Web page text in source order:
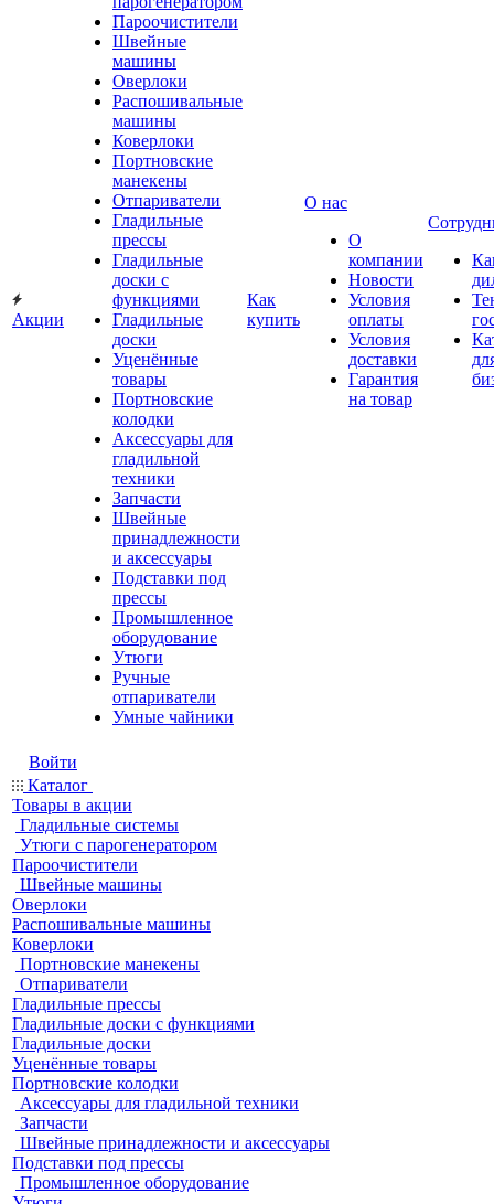
Акции
Пароочистители
Швейные
машины
Оверлоки
Распошивальные
машины
Коверлоки
Портновские
манекены
Отпариватели
Гладильные
прессы
Гладильные
доски с
функциями
Гладильные
доски
Уценённые
товары
Портновские
колодки
Аксессуары для
гладильной
техники
Запчасти
Швейные
принадлежности
и аксессуары
Подставки под
прессы
Промышленное
оборудование
Утюги
Ручные
отпариватели
Умные чайники
Как
купить
О нас
О
компании
Новости
Условия
оплаты
Условия
доставки
Гарантия
на товар
Войти
Каталог
Товары в акции
Гладильные системы
Утюги с парогенератором
Пароочистители
Швейные машины
Оверлоки
Распошивальные машины
Коверлоки
Портновские манекены
Отпариватели
Гладильные прессы
Гладильные доски с функциями
Гладильные доски
Уценённые товары
Портновские колодки
Аксессуары для гладильной техники
Запчасти
Швейные принадлежности и аксессуары
Подставки под прессы
Промышленное оборудование